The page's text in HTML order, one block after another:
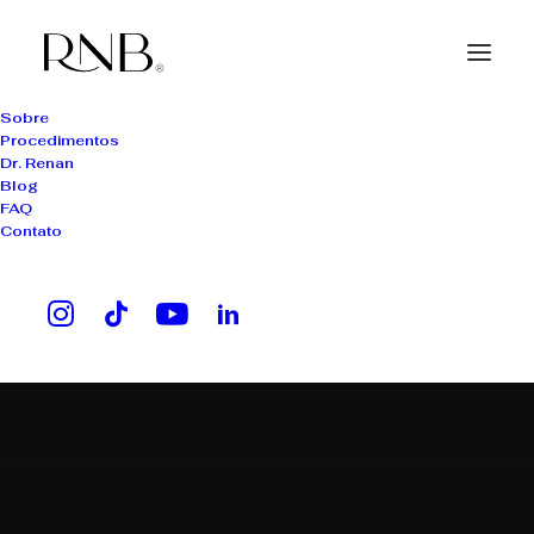
Sobre
Procedimentos
Dr. Renan
Blog
FAQ
Contato
cabeludo